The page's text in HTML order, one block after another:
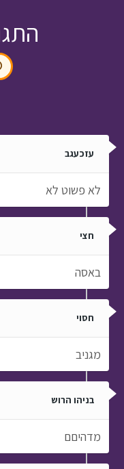
עזכעגב
לא פשוט לא
חצי
באסה
חסוי
מגניב
בניהו הרוש
מדהיםם